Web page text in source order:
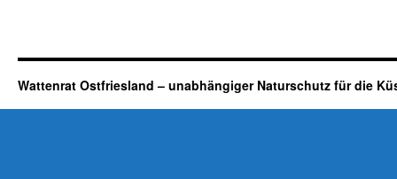
Wattenrat Ostfriesland – unabhängiger Naturschutz für die